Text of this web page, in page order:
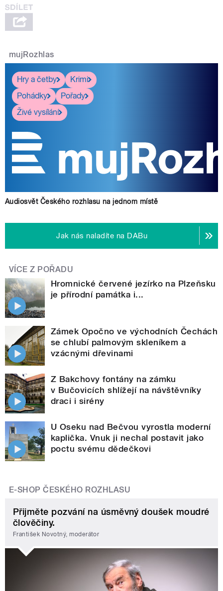
mujRozhlas
Hry a četby
Krimi
Pohádky
Pořady
Živé vysílání
Audiosvět Českého rozhlasu na jednom místě
Jak nás naladíte na DABu
VÍCE Z POŘADU
Hromnické červené jezírko na Plzeňsku
je přírodní památka i...
Zámek Opočno ve východních Čechách
se chlubí palmovým skleníkem a
vzácnými dřevinami
Z Bakchovy fontány na zámku
v Bučovicích shlížejí na návštěvníky
draci i sirény
U Oseku nad Bečvou vyrostla moderní
kaplička. Vnuk ji nechal postavit jako
poctu svému dědečkovi
E-SHOP ČESKÉHO ROZHLASU
Přijměte pozvání na úsměvný doušek moudré
člověčiny.
František Novotný, moderátor